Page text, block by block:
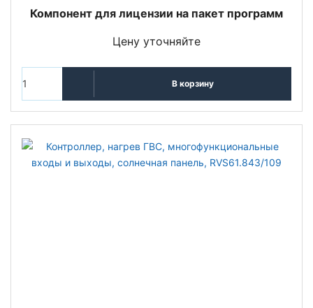
Компонент для лицензии на пакет программ
Цену уточняйте
В корзину